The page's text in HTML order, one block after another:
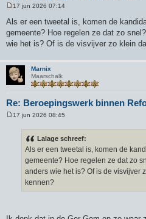
r
i
h
17 jun 2026 07:14
Als er een tweetal is, komen de
gemeente? Hoe regelen ze dat zo
wie het is? Of is de visvijver zo klein
Marnix
Maarschalk
Re: Beroepingswerk binnen
17 jun 2026 08:45
Lalage schreef:
Als er een tweetal is, komen de
gemeente? Hoe regelen ze dat zo
anders wie het is? Of is de visvijver
kennen?